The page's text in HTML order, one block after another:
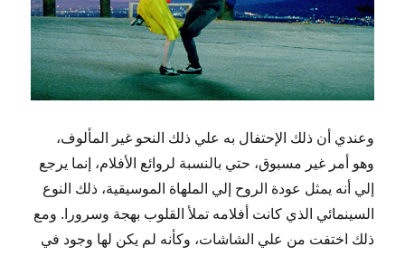
وعندي أن ذلك الإحتفال به علي ذلك النحو غير المألوف،
وهو أمر غير مسبوق، حتي بالنسبة لروائع الأفلام، إنما يرجع
إلي أنه يمثل عودة الروح إلي الملهاة الموسيقية، ذلك النوع
السينمائي الذي كانت أفلامه تملأ القلوب بهجة وسرورا. ومع
ذلك اختفت من علي الشاشات، وكأنه لم يكن لها وجود في